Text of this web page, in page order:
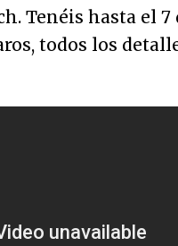
Tenéis hasta el 7
todos los